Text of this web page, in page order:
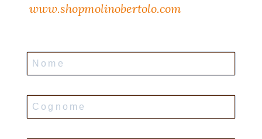
www.shopmolinobertolo.com